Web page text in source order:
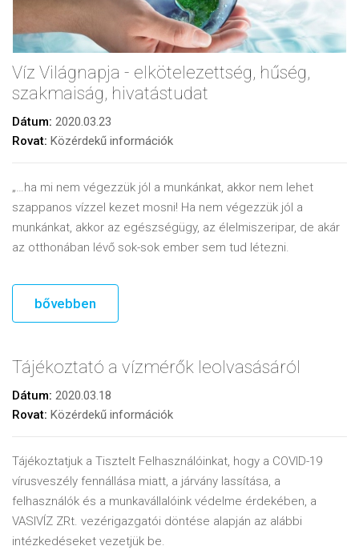
Víz Világnapja - elkötelezettség, hűség,
szakmaiság, hivatástudat
Dátum: 2020.03.23
Rovat: Közérdekű információk
„…ha mi nem végezzük jól a munkánkat, akkor nem lehet
szappanos vízzel kezet mosni! Ha nem végezzük jól a
munkánkat, akkor az egészségügy, az élelmiszeripar, de akár
az otthonában lévő sok-sok ember sem tud létezni.
bővebben
Tájékoztató a vízmérők leolvasásáról
Dátum: 2020.03.18
Rovat: Közérdekű információk
Tájékoztatjuk a Tisztelt Felhasználóinkat, hogy a COVID-19
vírusveszély fennállása miatt, a járvány lassítása, a
felhasználók és a munkavállalóink védelme érdekében, a
VASIVÍZ ZRt. vezérigazgatói döntése alapján az alábbi
intézkedéseket vezetjük be.